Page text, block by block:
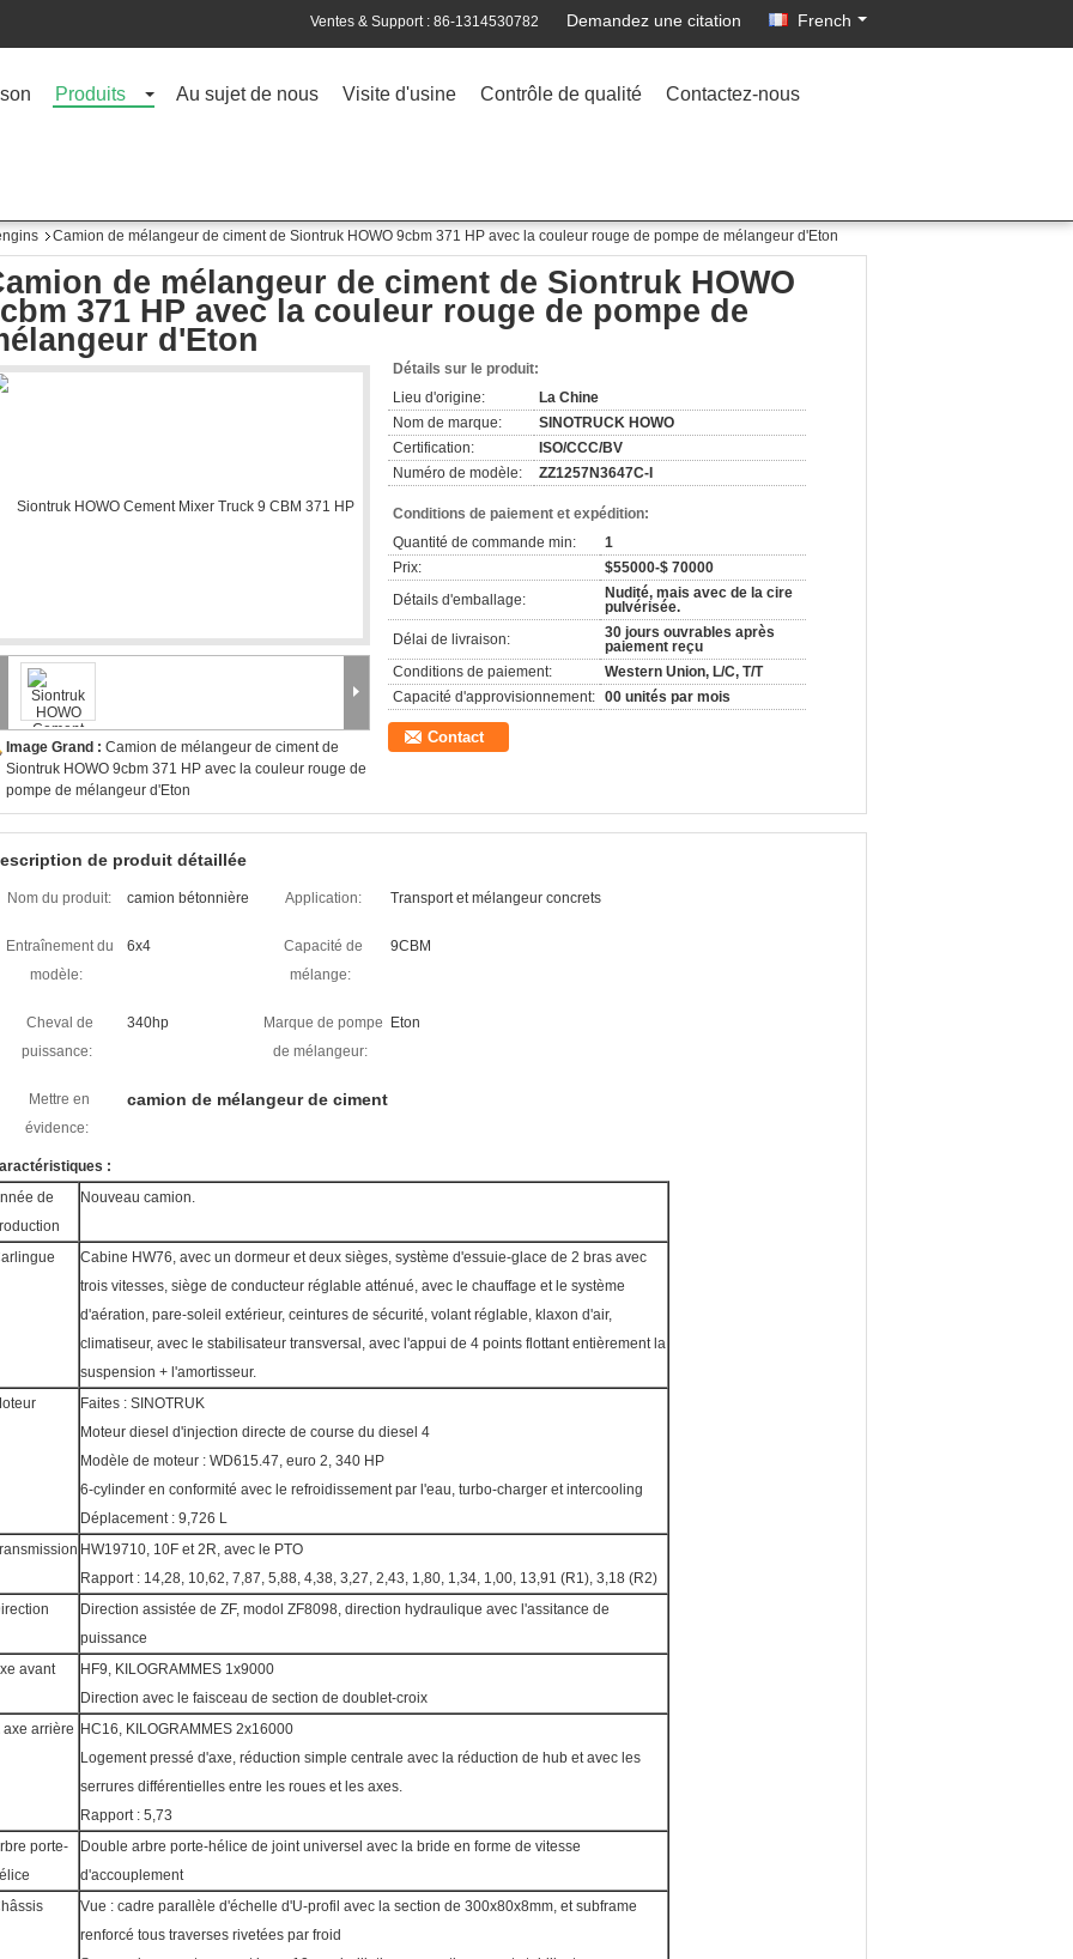
Ventes & Support : 86-1314530782 Demandez une citation French
Produits Au sujet de nous Visite d'usine Contrôle de qualité Contactez-nous
Camion de mélangeur de ciment de Siontruk HOWO 9cbm 371 HP avec la couleur rouge de pompe de mélangeur d'Eton
de mélangeur de ciment de Siontruk HOWO
371 HP avec la couleur rouge de pompe de
d'Eton
Image Grand : Camion de mélangeur de ciment de
Siontruk HOWO 9cbm 371 HP avec la couleur rouge de
pompe de mélangeur d'Eton
Détails sur le produit:
Lieu d'origine:
La Chine
Nom de marque:
SINOTRUCK HOWO
Certification:
ISO/CCC/BV
Numéro de modèle:
ZZ1257N3647C-I
Conditions de paiement et expédition:
Quantité de commande min:
1
Prix:
$55000-$ 70000
Détails d'emballage:
Nudité, mais avec de la cire
pulvérisée.
Délai de livraison:
30 jours ouvrables après
paiement reçu
Conditions de paiement:
Western Union, L/C, T/T
Capacité d'approvisionnement: 00 unités par mois
Contact
de produit détaillée
Nom du produit: camion bétonnière Application: Transport et mélangeur concrets
Entraînement du
modèle:
6x4
Capacité de
mélange:
9CBM
Cheval de
puissance:
340hp
Marque de pompe
de mélangeur:
Eton
Mettre en
évidence:
camion de mélangeur de ciment
:
de
Nouveau camion.
Cabine HW76, avec un dormeur et deux sièges, système d'essuie-glace de 2 bras avec
trois vitesses, siège de conducteur réglable atténué, avec le chauffage et le système
d'aération, pare-soleil extérieur, ceintures de sécurité, volant réglable, klaxon d'air,
climatiseur, avec le stabilisateur transversal, avec l'appui de 4 points flottant entièrement la
suspension + l'amortisseur.
Faites : SINOTRUK
Moteur diesel d'injection directe de course du diesel 4
Modèle de moteur : WD615.47, euro 2, 340 HP
6-cylinder en conformité avec le refroidissement par l'eau, turbo-charger et intercooling
Déplacement : 9,726 L
HW19710, 10F et 2R, avec le PTO
Rapport : 14,28, 10,62, 7,87, 5,88, 4,38, 3,27, 2,43, 1,80, 1,34, 1,00, 13,91 (R1), 3,18 (R2)
Direction assistée de ZF, modol ZF8098, direction hydraulique avec l'assitance de
puissance
avant
HF9, KILOGRAMMES 1x9000
Direction avec le faisceau de section de doublet-croix
axe arrière HC16, KILOGRAMMES 2x16000
Logement pressé d'axe, réduction simple centrale avec la réduction de hub et avec les
serrures différentielles entre les roues et les axes.
Rapport : 5,73
porte-
Double arbre porte-hélice de joint universel avec la bride en forme de vitesse
d'accouplement
Vue : cadre parallèle d'échelle d'U-profil avec la section de 300x80x8mm, et subframe
renforcé tous traverses rivetées par froid